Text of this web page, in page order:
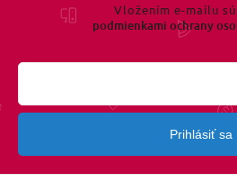
Vložením e-mailu
podmienkami ochrany
Prihlásiť sa